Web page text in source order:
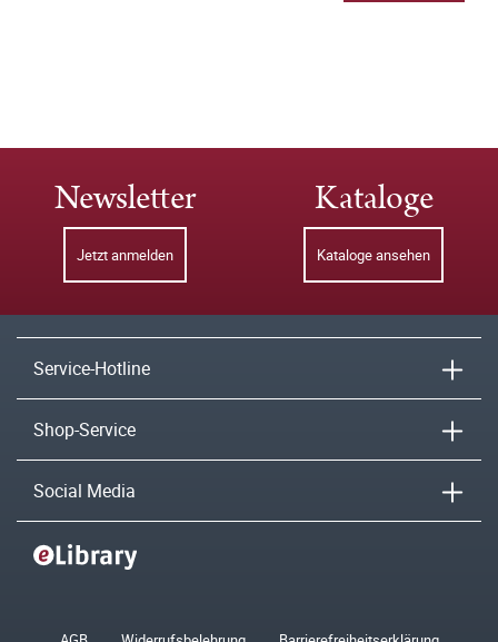
Newsletter
Jetzt anmelden
Kataloge
Kataloge ansehen
Service-Hotline
Shop-Service
Social Media